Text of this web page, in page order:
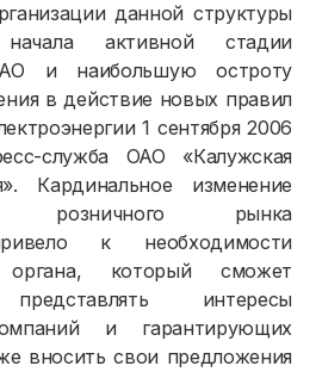
данной структуры
активной стадии
и наибольшую остроту
в действие новых правил
1 сентября 2006
служба ОАО «Калужская
Кардинальное изменение
розничного рынка
к необходимости
органа, который сможет
интересы
и гарантирующих
вносить свои предложения